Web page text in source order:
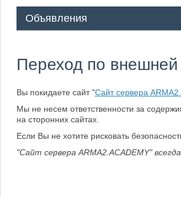
Объявления
Переход по внешней
Вы покидаете сайт "Сайт сервера
Мы не несем ответственности за
на сторонних сайтах.
Если Вы не хотите рисковать
"Сайт сервера ARMA2.ACADEMY"